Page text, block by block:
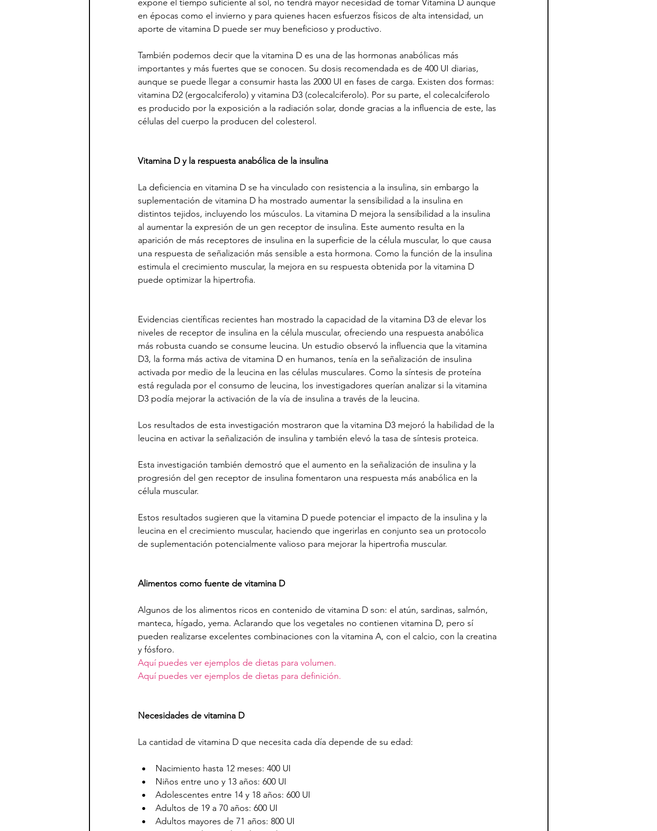
expone el tiempo suficiente al sol, no tendrá mayor necesidad de tomar Vitamina D aunque
en épocas como el invierno y para quienes hacen esfuerzos físicos de alta intensidad, un
aporte de vitamina D puede ser muy beneficioso y productivo.
También podemos decir que la vitamina D es una de las hormonas anabólicas más
importantes y más fuertes que se conocen. Su dosis recomendada es de 400 UI diarias,
aunque se puede llegar a consumir hasta las 2000 UI en fases de carga. Existen dos formas:
vitamina D2 (ergocalciferolo) y vitamina D3 (colecalciferolo). Por su parte, el colecalciferolo
es producido por la exposición a la radiación solar, donde gracias a la influencia de este, las
células del cuerpo la producen del colesterol.
Vitamina D y la respuesta anabólica de la insulina
La deficiencia en vitamina D se ha vinculado con resistencia a la insulina, sin embargo la
suplementación de vitamina D ha mostrado aumentar la sensibilidad a la insulina en
distintos tejidos, incluyendo los músculos. La vitamina D mejora la sensibilidad a la insulina
al aumentar la expresión de un gen receptor de insulina. Este aumento resulta en la
aparición de más receptores de insulina en la superficie de la célula muscular, lo que causa
una respuesta de señalización más sensible a esta hormona. Como la función de la insulina
estimula el crecimiento muscular, la mejora en su respuesta obtenida por la vitamina D
puede optimizar la hipertrofia.
Evidencias científicas recientes han mostrado la capacidad de la vitamina D3 de elevar los
niveles de receptor de insulina en la célula muscular, ofreciendo una respuesta anabólica
más robusta cuando se consume leucina. Un estudio observó la influencia que la vitamina
D3, la forma más activa de vitamina D en humanos, tenía en la señalización de insulina
activada por medio de la leucina en las células musculares. Como la síntesis de proteína
está regulada por el consumo de leucina, los investigadores querían analizar si la vitamina
D3 podía mejorar la activación de la vía de insulina a través de la leucina.
Los resultados de esta investigación mostraron que la vitamina D3 mejoró la habilidad de la
leucina en activar la señalización de insulina y también elevó la tasa de síntesis proteica.
Esta investigación también demostró que el aumento en la señalización de insulina y la
progresión del gen receptor de insulina fomentaron una respuesta más anabólica en la
célula muscular.
Estos resultados sugieren que la vitamina D puede potenciar el impacto de la insulina y la
leucina en el crecimiento muscular, haciendo que ingerirlas en conjunto sea un protocolo
de suplementación potencialmente valioso para mejorar la hipertrofia muscular.
Alimentos como fuente de vitamina D
Algunos de los alimentos ricos en contenido de vitamina D son: el atún, sardinas, salmón,
manteca, hígado, yema. Aclarando que los vegetales no contienen vitamina D, pero sí
pueden realizarse excelentes combinaciones con la vitamina A, con el calcio, con la creatina
y fósforo.
Aquí puedes ver ejemplos de dietas para volumen.
Aquí puedes ver ejemplos de dietas para definición.
Necesidades de vitamina D
La cantidad de vitamina D que necesita cada día depende de su edad:
Nacimiento hasta 12 meses: 400 UI
Niños entre uno y 13 años: 600 UI
Adolescentes entre 14 y 18 años: 600 UI
Adultos de 19 a 70 años: 600 UI
Adultos mayores de 71 años: 800 UI